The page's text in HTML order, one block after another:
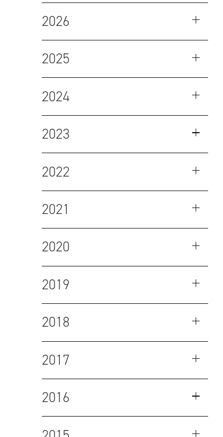
2026
2025
2024
2023
2022
2021
2020
2019
2018
2017
2016